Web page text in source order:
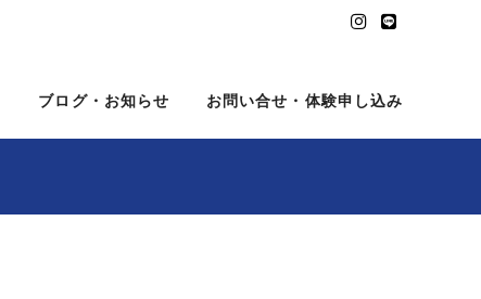
ブログ・お知らせ お問い合せ・体験申し込み